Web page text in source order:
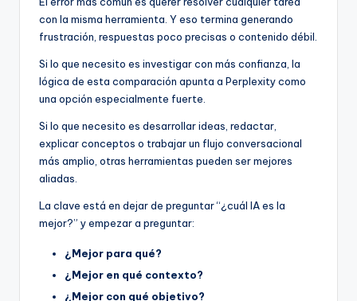
con la misma herramienta. Y eso termina generando
frustración, respuestas poco precisas o contenido débil.
Si lo que necesito es investigar con más confianza, la
lógica de esta comparación apunta a Perplexity como
una opción especialmente fuerte.
Si lo que necesito es desarrollar ideas, redactar,
explicar conceptos o trabajar un flujo conversacional
más amplio, otras herramientas pueden ser mejores
aliadas.
La clave está en dejar de preguntar “¿cuál IA es la
mejor?” y empezar a preguntar:
¿Mejor para qué?
¿Mejor en qué contexto?
¿Mejor con qué objetivo?